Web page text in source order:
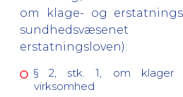
om klage- og
erstatningsloven):
§ 2, stk. 1, om klager
virksomhed